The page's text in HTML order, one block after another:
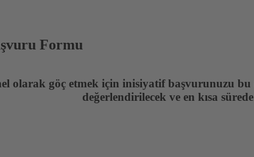
Formu
olarak göç etmek için inisiyatif başvurunuzu
değerlendirilecek ve en kısa